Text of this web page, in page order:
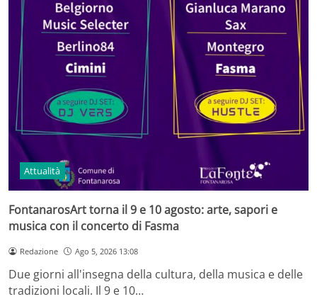
Attualità
FontanarosArt torna il 9 e 10 agosto: arte, sapori e
musica con il concerto di Fasma
Redazione Ago 5, 2026 13:08
Due giorni all'insegna della cultura, della musica e delle
tradizioni locali. Il 9 e 10…